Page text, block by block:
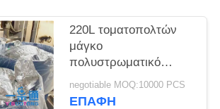
220L τοματοπολτών
μάγκο
πολυστρωματικό
υψηλό εμπόδιο
τσαντών πολτού
negotiable MOQ:10000 PCS
ΕΠΑΦΉ